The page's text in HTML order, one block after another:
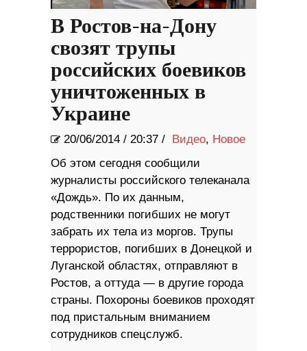
В Ростов-на-Дону
свозят трупы
российских боевиков
уничтоженных в
Украине
20/06/2014 / 20:37 / Видео, Новое
Об этом сегодня сообщили
журналисты российского телеканала
«Дождь». По их данным,
родственники погибших не могут
забрать их тела из моргов. Трупы
террористов, погибших в Донецкой и
Луганской областях, отправляют в
Ростов, а оттуда — в другие города
страны. Похороны боевиков проходят
под пристальным вниманием
сотрудников спецслужб.